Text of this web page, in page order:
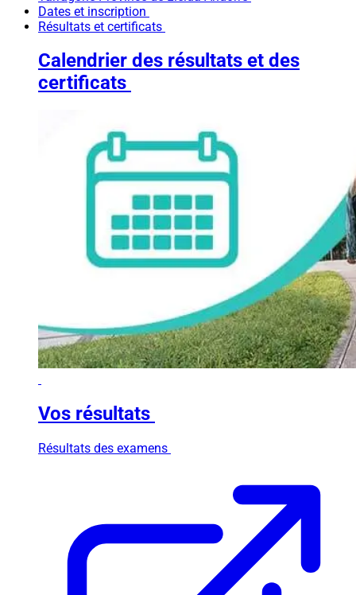
Dates et inscription
Résultats et certificats
Calendrier des résultats et des
certificats
Vos résultats
Résultats des examens